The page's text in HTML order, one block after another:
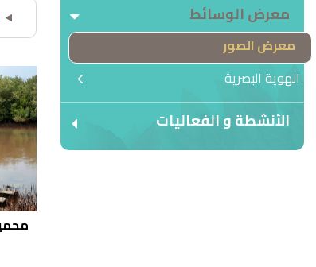
معرض الوسائط
معرض الصور
الهوية البصرية
الأنشطة و الفعاليات